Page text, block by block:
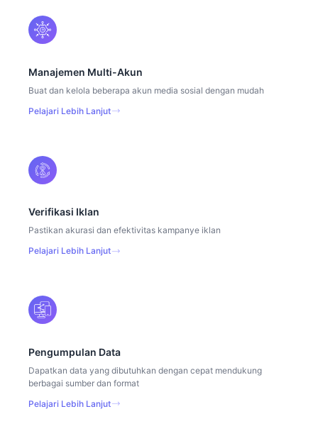
Manajemen Multi-Akun
Buat dan kelola beberapa akun media sosial dengan mudah
Pelajari Lebih Lanjut
Verifikasi Iklan
Pastikan akurasi dan efektivitas kampanye iklan
Pelajari Lebih Lanjut
Pengumpulan Data
Dapatkan data yang dibutuhkan dengan cepat mendukung
berbagai sumber dan format
Pelajari Lebih Lanjut